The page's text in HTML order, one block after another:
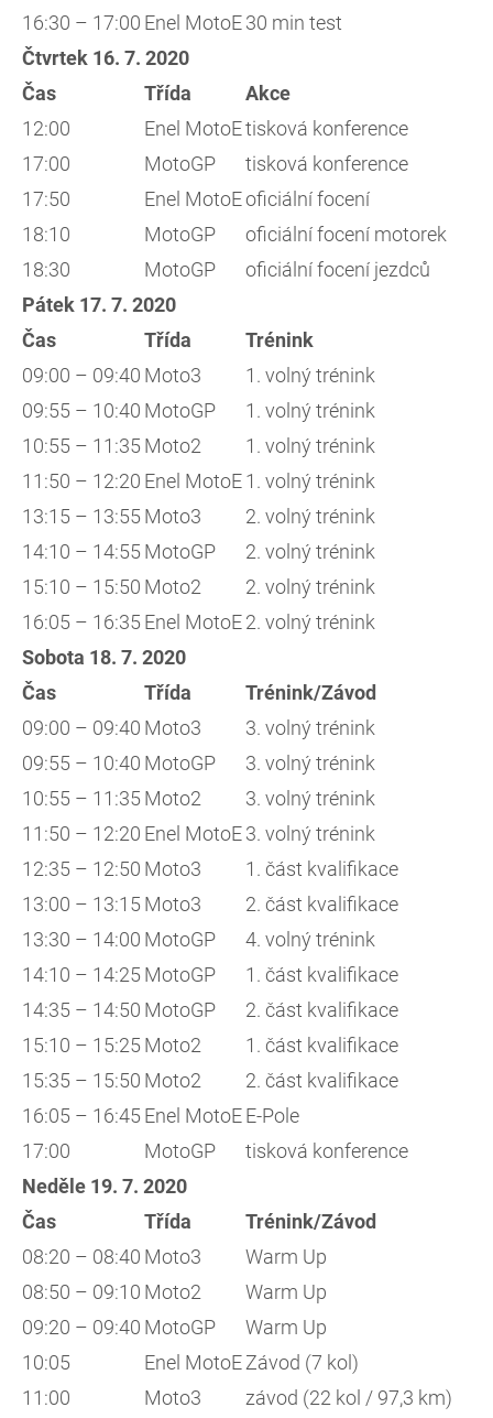
16:30 – 17:00 Enel MotoE30 min test
Čtvrtek 16. 7. 2020
Čas
Třída
Akce
12:00
Enel MotoEtisková konference
17:00
MotoGP
tisková konference
17:50
Enel MotoEoficiální focení
18:10
MotoGP
oficiální focení motorek
18:30
MotoGP
oficiální focení jezdců
Pátek 17. 7. 2020
Čas
Třída
Trénink
09:00 – 09:40 Moto3
1. volný trénink
09:55 – 10:40 MotoGP
1. volný trénink
10:55 – 11:35Moto2
1. volný trénink
11:50 – 12:20 Enel MotoE1. volný trénink
13:15 – 13:55Moto3
2. volný trénink
14:10 – 14:55MotoGP
2. volný trénink
15:10 – 15:50 Moto2
2. volný trénink
16:05 – 16:35Enel MotoE2. volný trénink
Sobota 18. 7. 2020
Čas
Třída
Trénink/Závod
09:00 – 09:40 Moto3
3. volný trénink
09:55 – 10:40 MotoGP
3. volný trénink
10:55 – 11:35Moto2
3. volný trénink
11:50 – 12:20 Enel MotoE3. volný trénink
12:35 – 12:50 Moto3
1. část kvalifikace
13:00 – 13:15Moto3
2. část kvalifikace
13:30 – 14:00 MotoGP
4. volný trénink
14:10 – 14:25MotoGP
1. část kvalifikace
14:35 – 14:50 MotoGP
2. část kvalifikace
15:10 – 15:25Moto2
1. část kvalifikace
15:35 – 15:50 Moto2
2. část kvalifikace
16:05 – 16:45Enel MotoEE-Pole
17:00
MotoGP
tisková konference
Neděle 19. 7. 2020
Čas
Třída
Trénink/Závod
08:20 – 08:40 Moto3
Warm Up
08:50 – 09:10 Moto2
Warm Up
09:20 – 09:40 MotoGP
Warm Up
10:05
Enel MotoEZávod (7 kol)
11:00
Moto3 závod (22 kol / 97,3 km)